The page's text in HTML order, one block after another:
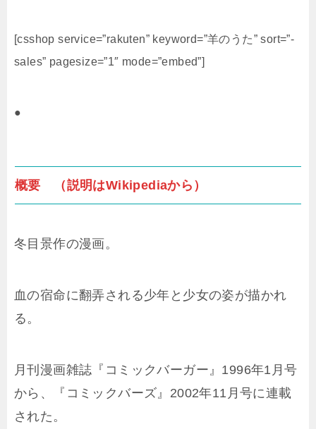
[csshop service=”rakuten” keyword=”羊のうた” sort=”-
sales” pagesize=”1″ mode=”embed”]
●
概要 （説明はWikipediaから）
冬目景作の漫画。
血の宿命に翻弄される少年と少女の姿が描かれ
る。
月刊漫画雑誌『コミックバーガー』1996年1月号
から、『コミックバーズ』2002年11月号に連載
された。